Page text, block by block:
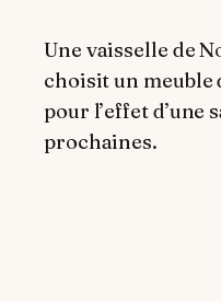
Une vaisselle de
choisit un meuble
pour l’effet d’une
prochaines.